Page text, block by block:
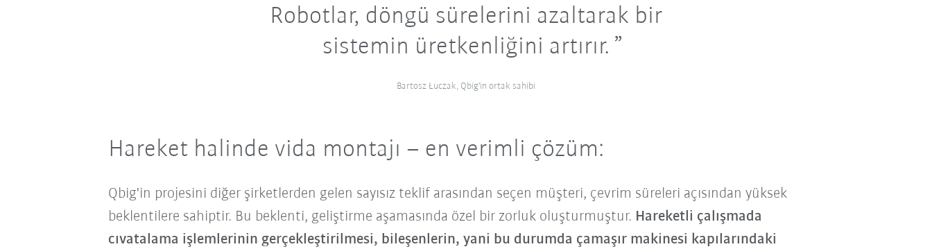
Robotlar, döngü sürelerini azaltarak bir
sistemin üretkenliğini artırır.
Bartosz Łuczak, Qbig'in ortak sahibi
Hareket halinde vida montajı – en verimli çözüm:
Qbig'in projesini diğer şirketlerden gelen sayısız teklif arasından seçen müşteri, çevrim süreleri açısından yüksek
beklentilere sahiptir. Bu beklenti, geliştirme aşamasında özel bir zorluk oluşturmuştur. Hareketli çalışmada
cıvatalama işlemlerinin gerçekleştirilmesi, bileşenlerin, yani bu durumda çamaşır makinesi kapılarındaki